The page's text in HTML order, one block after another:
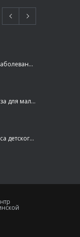
Причины сердечно-сосудистых заболеваний
ГРУДНОЕ ВСКАРМЛИВАНИЕ: польза для малыша и мамы
Определены победители конкурса детского рисунка «Я шагаю по Оренбуржью»